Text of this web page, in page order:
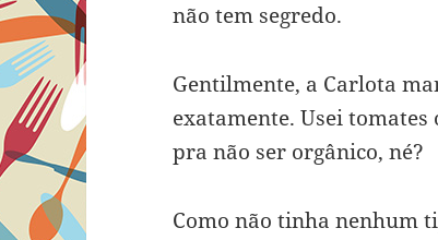
não tem segredo.
Gentilmente, a Carlota
exatamente. Usei
pra não ser orgânico, né?
Como não tinha nenhum